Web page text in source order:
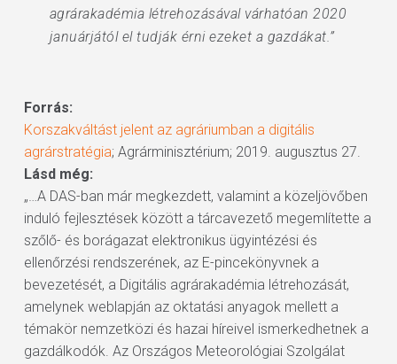
agrárakadémia létrehozásával várhatóan 2020
januárjától el tudják érni ezeket a gazdákat.”
Forrás:
Korszakváltást jelent az agráriumban a digitális
agrárstratégia; Agrárminisztérium; 2019. augusztus 27.
Lásd még:
„…A DAS-ban már megkezdett, valamint a közeljövőben
induló fejlesztések között a tárcavezető megemlítette a
szőlő- és borágazat elektronikus ügyintézési és
ellenőrzési rendszerének, az E-pincekönyvnek a
bevezetését, a Digitális agrárakadémia létrehozását,
amelynek weblapján az oktatási anyagok mellett a
témakör nemzetközi és hazai híreivel ismerkedhetnek a
gazdálkodók. Az Országos Meteorológiai Szolgálat